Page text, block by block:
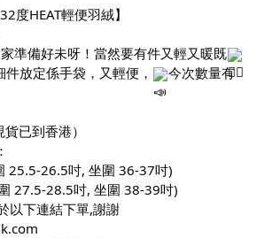
32度HEAT輕便羽絨】
準備好未呀！當然要有件又輕又暖既
放定係手袋，又輕便，
今次數量有
已到香港）
25.5-26.5吋, 坐圍 36-37吋)
27.5-28.5吋, 坐圍 38-39吋)
以下連結下單,謝謝